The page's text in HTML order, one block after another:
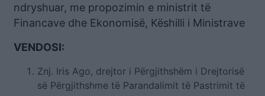
ndryshuar, me propozimin e ministrit të
Financave dhe Ekonomisë, Këshilli i Ministrave
VENDOSI:
Znj. Iris Ago, drejtor i Përgjithshëm i Drejtorisë
së Përgjithshme të Parandalimit të Pastrimit të